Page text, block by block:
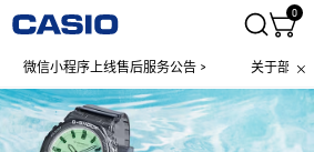
0
微信小程序上线售后服务公告 > 关于部分手表